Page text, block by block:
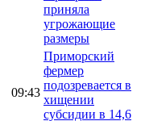
приняла
угрожающие
размеры
09:43
Приморский
фермер
подозревается в
хищении
субсидии в 14,6